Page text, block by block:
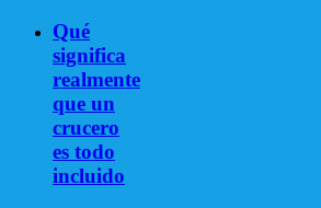
Qué
significa
realmente
que un
crucero
es todo
incluido